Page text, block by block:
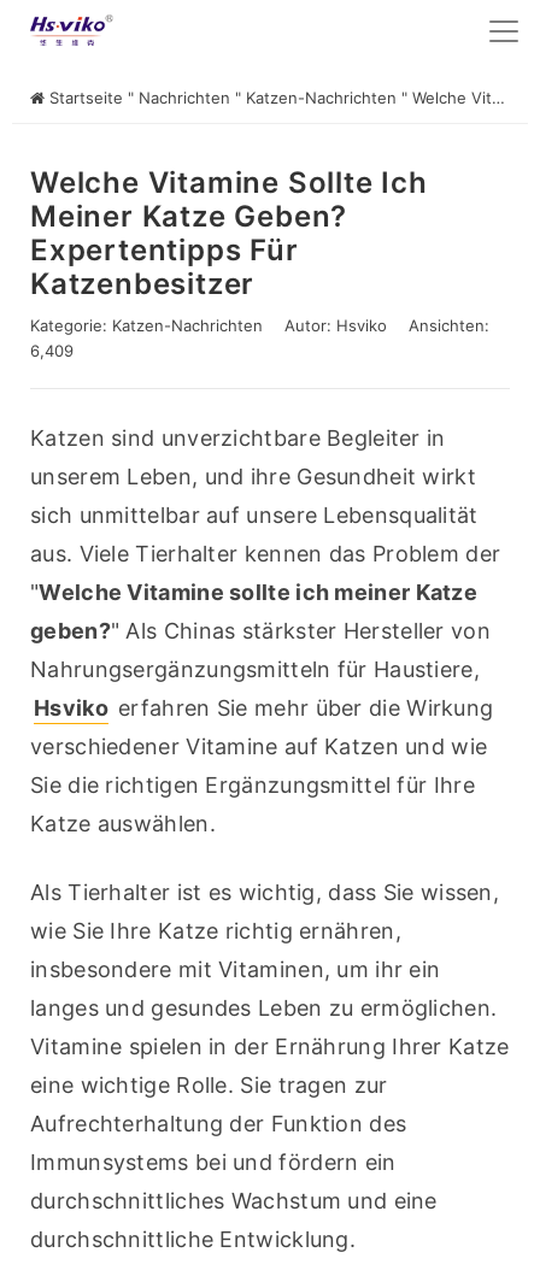
Startseite " Nachrichten " Katzen-Nachrichten " Welche Vitamine sollte ich meiner Katze geben? Expertentipps für Katzenbesitzer
Welche Vitamine Sollte Ich
Meiner Katze Geben?
Expertentipps Für
Katzenbesitzer
Kategorie: Katzen-Nachrichten Autor: Hsviko
Ansichten:
6,409
Katzen sind unverzichtbare Begleiter in
unserem Leben, und ihre Gesundheit wirkt
sich unmittelbar auf unsere Lebensqualität
aus. Viele Tierhalter kennen das Problem der
"Welche Vitamine sollte ich meiner Katze
geben?" Als Chinas stärkster Hersteller von
Hsviko erfahren Sie mehr über die Wirkung
verschiedener Vitamine auf Katzen und wie
Sie die richtigen Ergänzungsmittel für Ihre
Katze auswählen.
Als Tierhalter ist es wichtig, dass Sie wissen,
wie Sie Ihre Katze richtig ernähren,
insbesondere mit Vitaminen, um ihr ein
langes und gesundes Leben zu ermöglichen.
Vitamine spielen in der Ernährung Ihrer Katze
eine wichtige Rolle. Sie tragen zur
Aufrechterhaltung der Funktion des
Immunsystems bei und fördern ein
durchschnittliches Wachstum und eine
durchschnittliche Entwicklung.